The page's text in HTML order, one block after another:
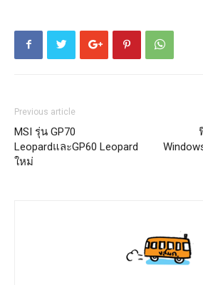
Previous article
MSI รุ่น GP70
LeopardและGP60 Leopard
ใหม่